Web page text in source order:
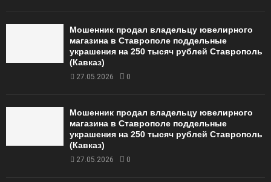
Мошенник продал владельцу ювелирного
магазина в Ставрополе поддельные
украшения на 250 тысяч рублей Ставрополь
(Кавказ)
27.05.2026 0
Мошенник продал владельцу ювелирного
магазина в Ставрополе поддельные
украшения на 250 тысяч рублей Ставрополь
(Кавказ)
27.05.2026 0